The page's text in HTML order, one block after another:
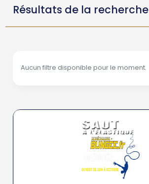
Résultats de la recherche
Aucun filtre disponible pour le moment.